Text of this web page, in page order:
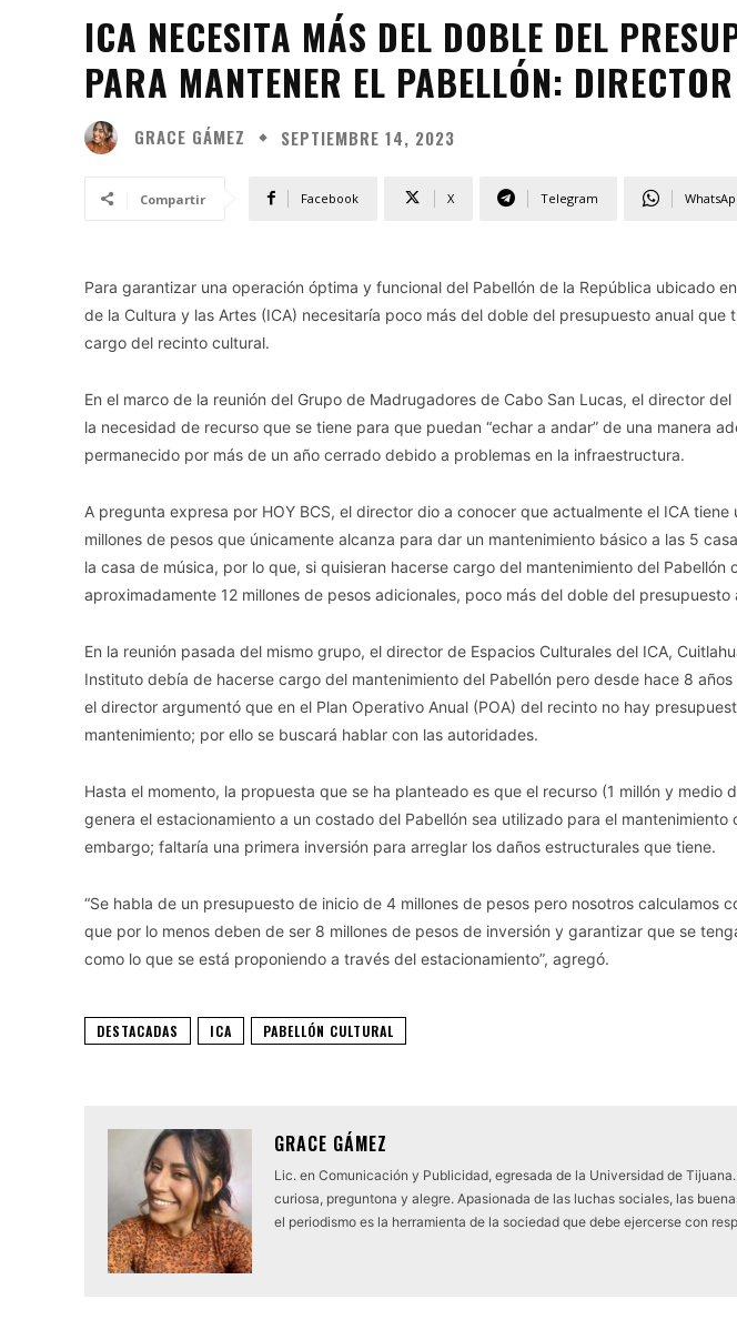
ICA NECESITA MÁS DEL DOBLE DEL
PARA MANTENER EL PABELLÓN: DIRECTOR
GRACE GÁMEZ SEPTIEMBRE 14, 2023
Compartir Facebook X Telegram
Para garantizar una operación óptima y funcional del Pabellón de la República ubicado
de la Cultura y las Artes (ICA) necesitaría poco más del doble del presupuesto anual que
cargo del recinto cultural.
En el marco de la reunión del Grupo de Madrugadores de Cabo San Lucas, el director
la necesidad de recurso que se tiene para que puedan “echar a andar” de una manera
permanecido por más de un año cerrado debido a problemas en la infraestructura.
A pregunta expresa por HOY BCS, el director dio a conocer que actualmente el ICA
millones de pesos que únicamente alcanza para dar un mantenimiento básico a las 5
la casa de música, por lo que, si quisieran hacerse cargo del mantenimiento del Pabellón
aproximadamente 12 millones de pesos adicionales, poco más del doble del presupuesto
En la reunión pasada del mismo grupo, el director de Espacios Culturales del ICA,
Instituto debía de hacerse cargo del mantenimiento del Pabellón pero desde hace 8 años
el director argumentó que en el Plan Operativo Anual (POA) del recinto no hay
mantenimiento; por ello se buscará hablar con las autoridades.
Hasta el momento, la propuesta que se ha planteado es que el recurso (1 millón y medio
genera el estacionamiento a un costado del Pabellón sea utilizado para el mantenimiento
embargo; faltaría una primera inversión para arreglar los daños estructurales que tiene.
“Se habla de un presupuesto de inicio de 4 millones de pesos pero nosotros calculamos
que por lo menos deben de ser 8 millones de pesos de inversión y garantizar que se
como lo que se está proponiendo a través del estacionamiento”, agregó.
DESTACADAS ICA PABELLÓN CULTURAL
GRACE GÁMEZ
Lic. en Comunicación y Publicidad, egresada de la Universidad de
curiosa, preguntona y alegre. Apasionada de las luchas sociales, las
el periodismo es la herramienta de la sociedad que debe ejercerse con